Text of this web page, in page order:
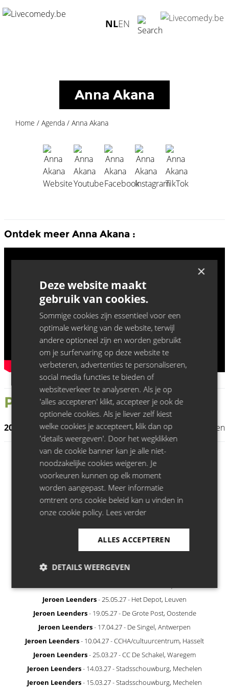
NLEN
Anna Akana ">
Anna Akana
Home / Agenda / Anna Akana
Ontdek meer Anna Akana :
PastAnna AkanaShows:
20.01.26 Zuiderpershuis, Antwerpen
RECENTLY ANNOUNCED
- 22.11.26 - Minard, Gent
Bill Bailey- 21.04.27 - Stadsschouwburg, Antwerpen
Jeroen Leenders- 25.05.27 - Het Depot, Leuven
Jeroen Leenders- 19.05.27 - De Grote Post, Oostende
Jeroen Leenders- 17.04.27 - De Singel, Antwerpen
Jeroen Leenders- 10.04.27 - CCHA/cultuurcentrum, Hasselt
Jeroen Leenders- 25.03.27 - CC De Schakel, Waregem
Jeroen Leenders- 14.03.27 - Stadsschouwburg, Mechelen
Jeroen Leenders- 15.03.27 - Stadsschouwburg, Mechelen
×
Deze website maakt
gebruik van cookies.
Sommige cookies zijn essentieel voor een
optimale werking van de website, terwijl
andere optioneel zijn en worden gebruikt
om je surfervaring op deze website te
verbeteren, advertenties te personaliseren,
social media functies te bieden of
websiteverkeer te analyseren. Als je op
'alles accepteren' klikt, accepteer je ook de
optionele cookies. Als je liever zelf kiest
welke cookies je accepteert, klik dan op
'details weergeven'. Door het wegklikken
van de cookie banner kan je alle niet-
noodzakelijke cookies weigeren. Je
voorkeuren kunnen op elk moment
worden aangepast. Meer informatie
omtrent ons cookie beleid kan u vinden in
onze cookie policy. Lees verder
ALLES ACCEPTEREN
DETAILS WEERGEVEN